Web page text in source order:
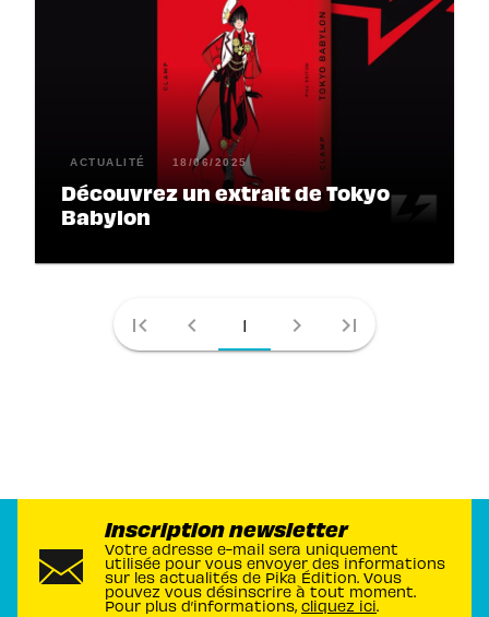
ACTUALITÉ 18/06/2025
Découvrez un extrait de Tokyo
Babylon
first_page chevron_left 1 chevron_right last_page
Inscription newsletter
Votre adresse e-mail sera uniquement
utilisée pour vous envoyer des informations
sur les actualités de Pika Édition. Vous
pouvez vous désinscrire à tout moment.
Pour plus d’informations, cliquez ici.